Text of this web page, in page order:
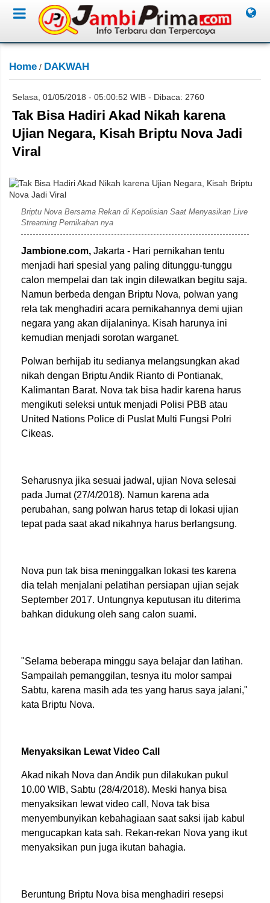
Home / DAKWAH
Selasa, 01/05/2018 - 05:00:52 WIB - Dibaca: 2760
Tak Bisa Hadiri Akad Nikah karena
Ujian Negara, Kisah Briptu Nova Jadi
Viral
Briptu Nova Bersama Rekan di Kepolisian Saat Menyasikan Live
Streaming Pernikahan nya
Jambione.com, Jakarta - Hari pernikahan tentu
menjadi hari spesial yang paling ditunggu-tunggu
calon mempelai dan tak ingin dilewatkan begitu saja.
Namun berbeda dengan Briptu Nova, polwan yang
rela tak menghadiri acara pernikahannya demi ujian
negara yang akan dijalaninya. Kisah harunya ini
kemudian menjadi sorotan warganet.
Polwan berhijab itu sedianya melangsungkan akad
nikah dengan Briptu Andik Rianto di Pontianak,
Kalimantan Barat. Nova tak bisa hadir karena harus
mengikuti seleksi untuk menjadi Polisi PBB atau
United Nations Police di Puslat Multi Fungsi Polri
Cikeas.
Seharusnya jika sesuai jadwal, ujian Nova selesai
pada Jumat (27/4/2018). Namun karena ada
perubahan, sang polwan harus tetap di lokasi ujian
tepat pada saat akad nikahnya harus berlangsung.
Nova pun tak bisa meninggalkan lokasi tes karena
dia telah menjalani pelatihan persiapan ujian sejak
September 2017. Untungnya keputusan itu diterima
bahkan didukung oleh sang calon suami.
"Selama beberapa minggu saya belajar dan latihan.
Sampailah pemanggilan, tesnya itu molor sampai
Sabtu, karena masih ada tes yang harus saya jalani,"
kata Briptu Nova.
Menyaksikan Lewat Video Call
Akad nikah Nova dan Andik pun dilakukan pukul
10.00 WIB, Sabtu (28/4/2018). Meski hanya bisa
menyaksikan lewat video call, Nova tak bisa
menyembunyikan kebahagiaan saat saksi ijab kabul
mengucapkan kata sah. Rekan-rekan Nova yang ikut
menyaksikan pun juga ikutan bahagia.
Beruntung Briptu Nova bisa menghadiri resepsi